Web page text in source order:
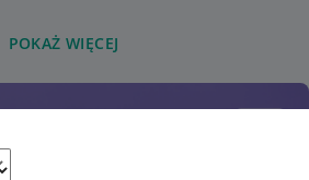
POKAŻ WIĘCEJ